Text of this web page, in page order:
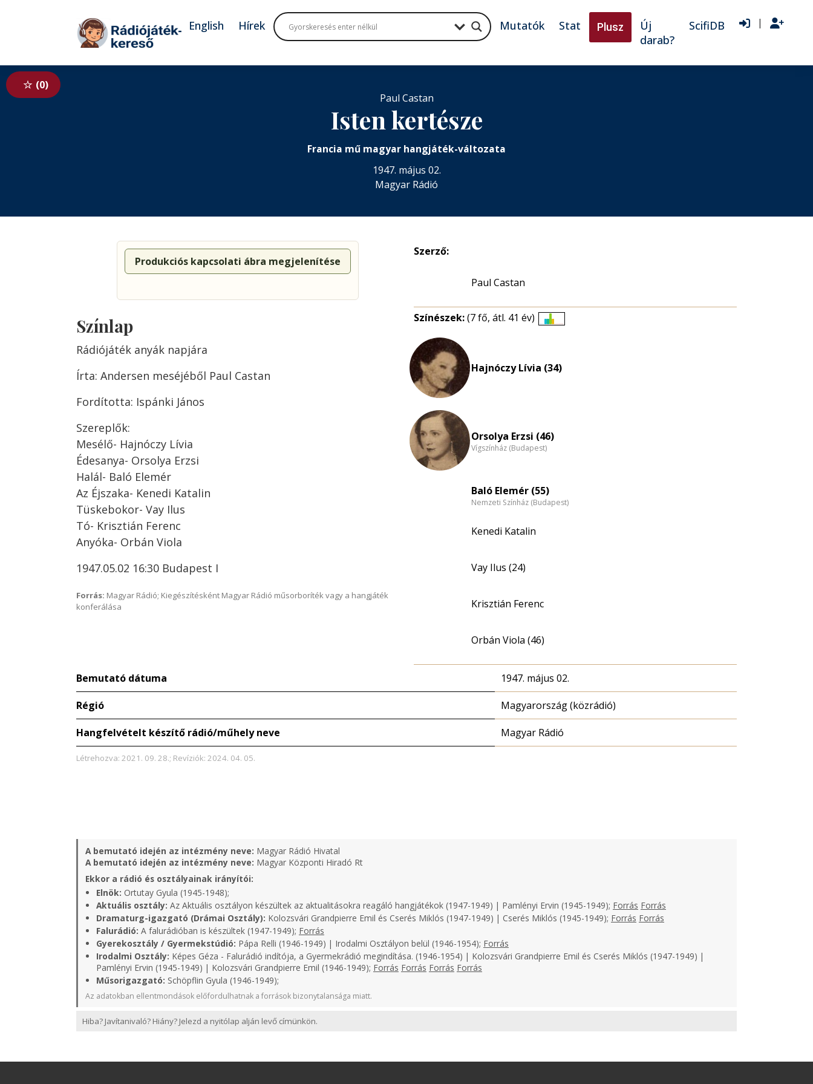
Tovább a tartalomhoz
English Hírek Mutatók Stat Plusz
Új
darab?
ScifiDB |
0
Paul Castan
Isten kertésze
Francia mű magyar hangjáték-változata
1947. május 02.
Magyar Rádió
Produkciós kapcsolati ábra megjelenítése
Színlap
Rádiójáték anyák napjára
Írta: Andersen meséjéből Paul Castan
Fordította: Ispánki János
Szereplők:
Mesélő- Hajnóczy Lívia
Édesanya- Orsolya Erzsi
Halál- Baló Elemér
Az Éjszaka- Kenedi Katalin
Tüskebokor- Vay Ilus
Tó- Krisztián Ferenc
Anyóka- Orbán Viola
1947.05.02 16:30 Budapest I
Forrás: Magyar Rádió; Kiegészítésként Magyar Rádió műsorboríték vagy a hangjáték
konferálása
Szerző:
Paul Castan
Színészek:(7 fő, átl. 41 év)
Hajnóczy Lívia (34)
Orsolya Erzsi (46)
Vígszínház (Budapest)
Baló Elemér (55)
Nemzeti Színház (Budapest)
Kenedi Katalin
Vay Ilus (24)
Krisztián Ferenc
Orbán Viola (46)
Bemutató dátuma 1947. május 02.
Régió Magyarország (közrádió)
Hangfelvételt készítő rádió/műhely neve Magyar Rádió
Létrehozva: 2021. 09. 28.; Revíziók: 2024. 04. 05.
A bemutató idején az intézmény neve: Magyar Rádió Hivatal
A bemutató idején az intézmény neve: Magyar Központi Hiradó Rt
Ekkor a rádió és osztályainak irányítói:
Elnök: Ortutay Gyula (1945-1948);
Aktuális osztály: Az Aktuális osztályon készültek az aktualitásokra reagáló hangjátékok (1947-1949) | Pamlényi Ervin (1945-1949); Forrás Forrás
Dramaturg-igazgató (Drámai Osztály): Kolozsvári Grandpierre Emil és Cserés Miklós (1947-1949) | Cserés Miklós (1945-1949); Forrás Forrás
Falurádió: A falurádióban is készültek (1947-1949); Forrás
Gyerekosztály / Gyermekstúdió: Pápa Relli (1946-1949) | Irodalmi Osztályon belül (1946-1954); Forrás
Irodalmi Osztály: Képes Géza - Falurádió indítója, a Gyermekrádió megindítása. (1946-1954) | Kolozsvári Grandpierre Emil és Cserés Miklós (1947-1949) |
Pamlényi Ervin (1945-1949) | Kolozsvári Grandpierre Emil (1946-1949); Forrás Forrás Forrás Forrás
Műsorigazgató: Schöpflin Gyula (1946-1949);
Az adatokban ellentmondások előfordulhatnak a források bizonytalansága miatt.
Hiba? Javítanivaló? Hiány? Jelezd a nyitólap alján levő címünkön.